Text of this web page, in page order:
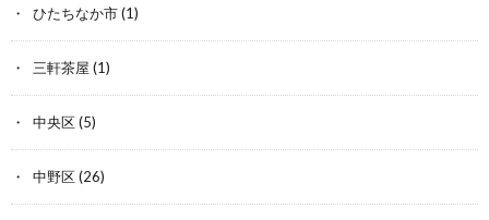
ひたちなか市(1)
三軒茶屋 (1)
中央区(5)
中野区(26)